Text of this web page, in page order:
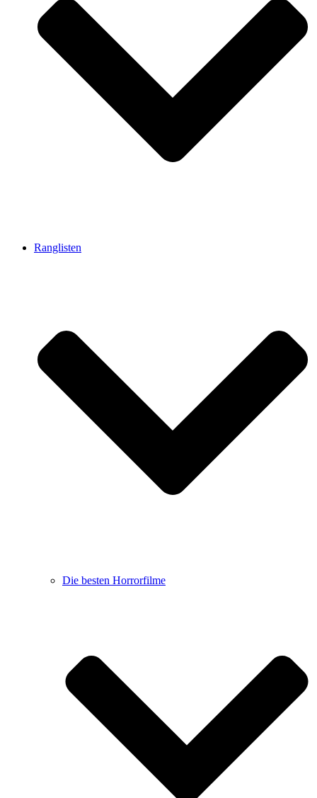
Ranglisten
Die besten Horrorfilme